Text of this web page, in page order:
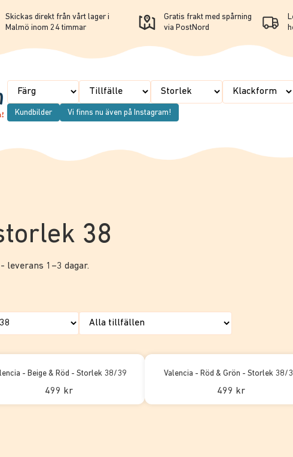
Skickas direkt från vårt lager i
Malmö inom 24 timmar
Gratis frakt med spårning
via PostNord
Kundbilder Vi finns nu även på Instagram!
38
leverans 1–3 dagar.
- Beige & Röd - Storlek 38/39
499 kr
Valencia - Röd & Grön - Storlek 38/
499 kr